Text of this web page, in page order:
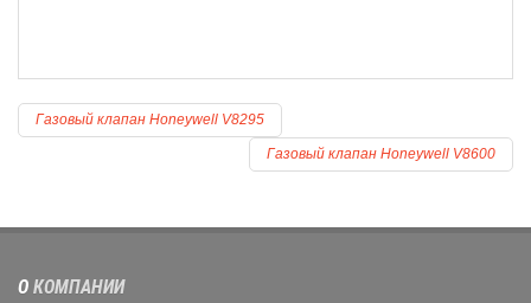
Газовый клапан Honeywell V8295
Газовый клапан Honeywell V8600
О КОМПАНИИ